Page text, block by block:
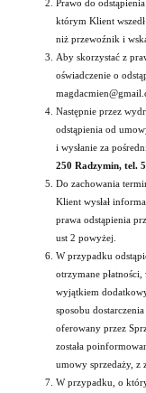
Prawo do
którym Klient
niż przewoźnik i
Aby skorzystać z
oświadczenie o
Następnie przez
odstąpienia od
i wysłanie za
250 Radzymin, tel.
Do zachowania
Klient wysłał
prawa odstąpienia
ust 2 powyżej.
W przypadku
otrzymane
wyjątkiem
sposobu
oferowany przez
została
umowy sprzedaży, z
W przypadku, o